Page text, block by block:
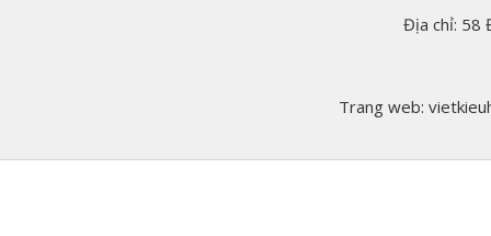
Địa chỉ: 58
Trang web: